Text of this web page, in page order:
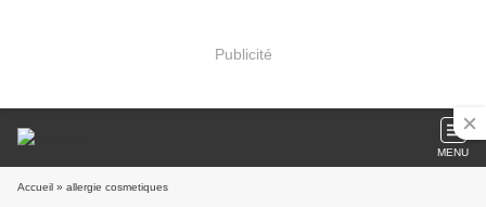
Publicité
MENU
Accueil » allergie cosmetiques